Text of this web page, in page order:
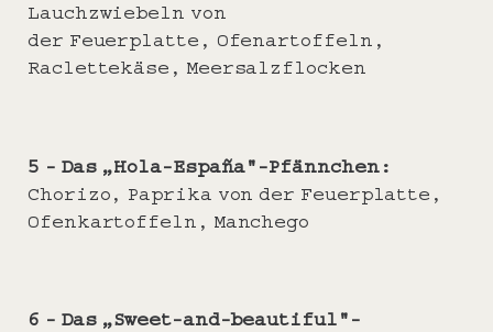
Lauchzwiebeln von
der Feuerplatte, Ofenartoffeln,
Raclettekäse, Meersalzflocken
5 – Das „Hola-España“-Pfännchen:
Chorizo, Paprika von der Feuerplatte,
Ofenkartoffeln, Manchego
6 – Das „Sweet-and-beautiful“-